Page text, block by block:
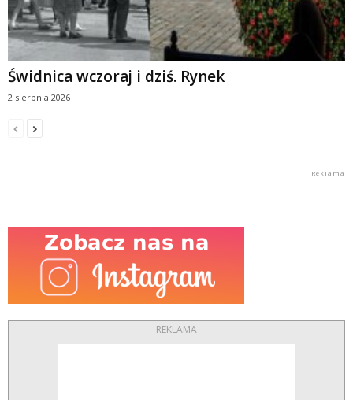
Świdnica wczoraj i dziś. Rynek
2 sierpnia 2026
REKLAMA